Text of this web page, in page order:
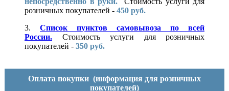
розничных покупателей - 450 руб.
3. Список пунктов самовывоза по всей
России.
Стоимость услуги для розничных
покупателей - 350 руб.
Оплата покупки (информация для розничных
покупателей)